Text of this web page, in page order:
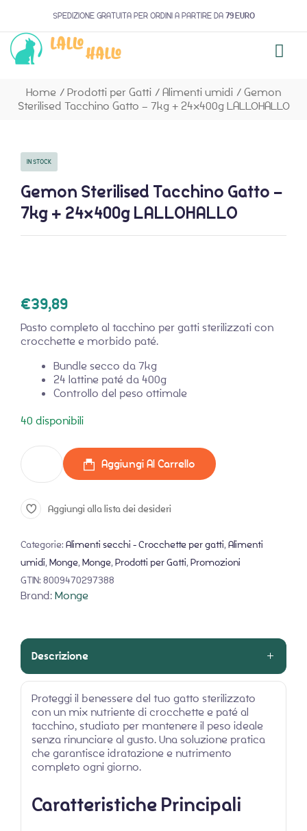
SPEDIZIONE GRATUITA PER ORDINI A PARTIRE DA 79 EURO
Home / Prodotti per Gatti / Alimenti umidi / Gemon
Sterilised Tacchino Gatto – 7kg + 24x400g LALLOHALLO
IN STOCK
Gemon Sterilised Tacchino Gatto –
7kg + 24x400g LALLOHALLO
€39,89
Pasto completo al tacchino per gatti sterilizzati con
crocchette e morbido paté.
Bundle secco da 7kg
24 lattine paté da 400g
Controllo del peso ottimale
40 disponibili
Aggiungi Al Carrello
Aggiungi alla lista dei desideri
Categorie: Alimenti secchi - Crocchette per gatti, Alimenti
umidi, Monge, Monge, Prodotti per Gatti, Promozioni
GTIN: 8009470297388
Brand:Monge
Descrizione
Proteggi il benessere del tuo gatto sterilizzato
con un mix nutriente di crocchette e paté al
tacchino, studiato per mantenere il peso ideale
senza rinunciare al gusto. Una soluzione pratica
che garantisce idratazione e nutrimento
completo ogni giorno.
Caratteristiche Principali